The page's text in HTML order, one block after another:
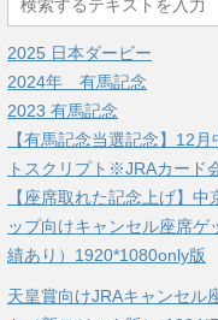
2025 日本ダービー
2024年 有馬記念
2023 有馬記念
【有馬記念当選記念】12
トスクリプト※JRAカード
【座席取れた記念上げ】
ップ向けキャンセル座席ゲ
績あり）1920*1080only版
天皇賞向けJRAキャンセル